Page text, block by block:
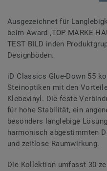
Ausgezeichnet für
beim Award ‚TOP MARKE
TEST BILD inden
Designböden.
iD Classics Glue-Down 55
Steinoptiken mit den
Klebevinyl. Die feste
für hohe Stabilität, ein
besonders langlebige
harmonisch abgestimmten
und zeitlose Raumwirkung.
Die Kollektion umfasst 30